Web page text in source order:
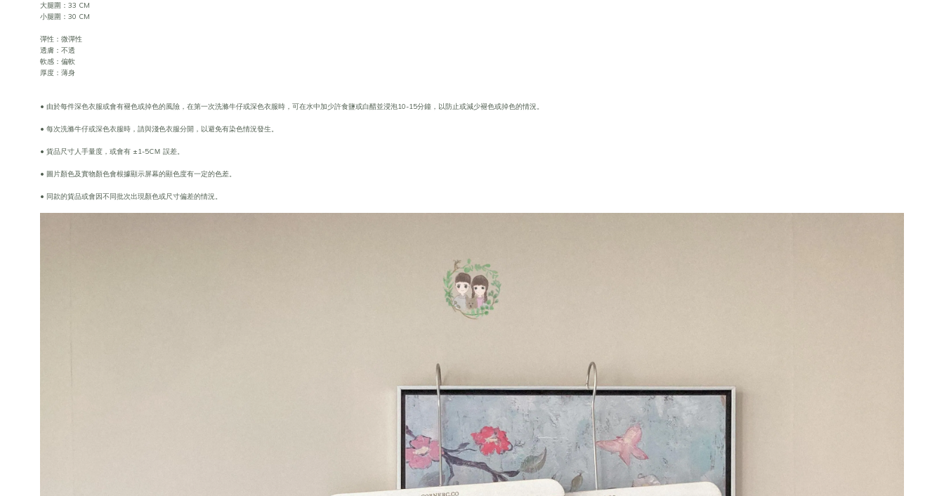
大腿圍：33 CM
小腿圍：30 CM
彈性：微彈性
透膚：不透
軟感：偏軟
厚度：薄身
• 由於每件深色衣服或會有褪色或掉色的風險，在第一次洗滌牛仔或深色衣服時，可在水中加少許食鹽或白醋並浸泡10-15分鐘，以防止或減少褪色或掉色的情況。
• 每次洗滌牛仔或深色衣服時，請與淺色衣服分開，以避免有染色情況發生。
• 貨品尺寸人手量度，或會有 ±1-5CＭ 誤差。
• 圖片顏色及實物顏色會根據顯示屏幕的顯色度有一定的色差。
• 同款的貨品或會因不同批次出現顏色或尺寸偏差的情況。